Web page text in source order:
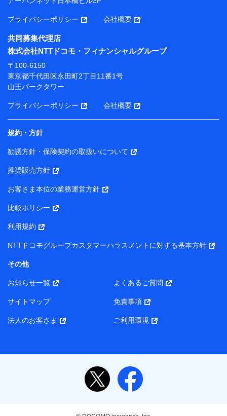
当社または株式会社NTTドコモ・フィナンシャルグルー
携会社の保険その他に関する情報を提供するため、また
維持管理等の委託業務遂行のため、またそれらに付帯、
関連する当社または株式会社NTTドコモ・フィナンシャ
ルグループおよび提携会社のサービスを案内、提供する
ため
（各サービスで取得したサービス利用履歴、ウェブサイ
トの閲覧履歴、購買履歴、ご契約内容等のパーソナルデ
ータを分析して、お客さまの趣味・嗜好・傾向に応じた
サービス・商品等に関するご提案や広告の配信等を行う
ことがあります。）
各種セミナーの開催のため
コンサルティングサービスの実施のため
アンケートやキャンペーン等の実施のため
上記に係る案内・手続き・管理等付帯業務を行うため
所・代表者名】
り）
株式会社NTTドコモ・フィナンシャルグループ 代表取締役
社長 廣井 孝史
東京都中央区日本橋人形町2-14-10 アーバンネット日本橋
株式会社ドコモ・インシュアランス 代表取締役社長 吉
村 忠義
また当社は、オンライン面談による保険のご相談にあたっ
氏名、生年月日、住所、メールアドレス、電話番号、個
人の属性に関する情報、資料請求の情報（有無を含みま
プライバシーポリシー 会社概要
共同募集代理店
株式会社NTTドコモ・フィナンシャルグループ
〒100-6150
東京都千代田区永田町2丁目11番1号
山王パークタワー
プライバシーポリシー 会社概要
規約・方針
勧誘方針・保険契約の取扱いについて
推奨販売方針
お客さま本位の業務運営方針
比較ポリシー
利用規約
NTTドコモグループカスタマーハラスメントに対する基本方針
その他
お知らせ一覧 よくあるご質問
サイトマップ 免責事項
法人のお客さま ご利用環境